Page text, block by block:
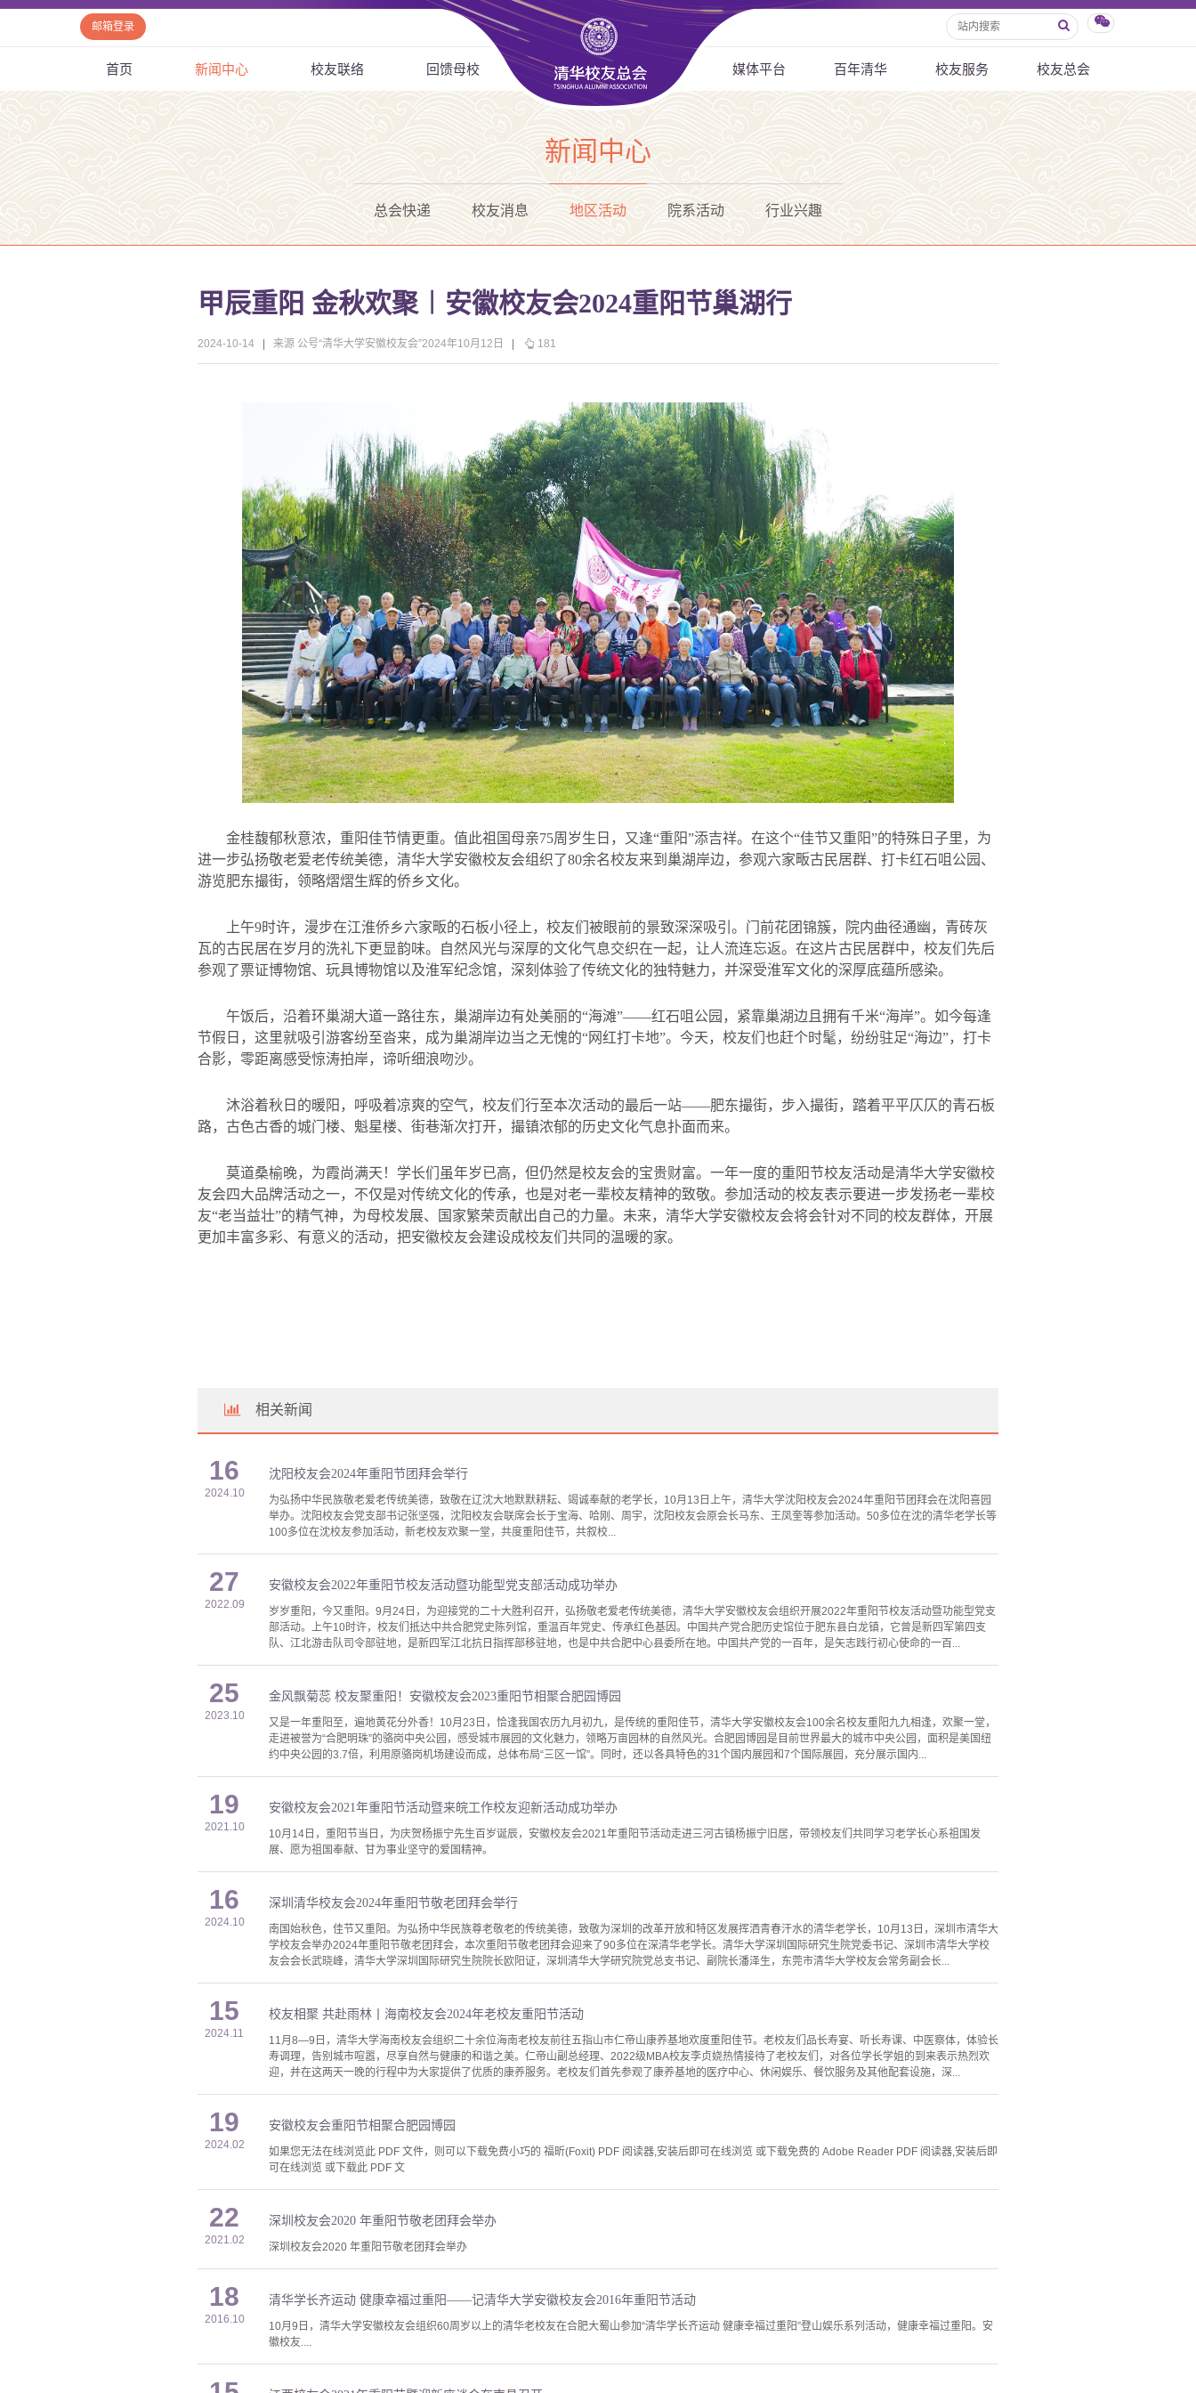
邮箱登录
首页 新闻中心 校友联络 回馈母校 媒体平台 百年清华 校友服务 校友总会
新闻中心
总会快递 校友消息 地区活动 院系活动 行业兴趣
甲辰重阳 金秋欢聚︱安徽校友会2024重阳节巢湖行
2024-10-14 来源 公号“清华大学安徽校友会”2024年10月12日 181
金桂馥郁秋意浓，重阳佳节情更重。值此祖国母亲75周岁生日，又逢“重阳”添吉祥。在这个“佳节又重阳”的特殊日子里，为
进一步弘扬敬老爱老传统美德，清华大学安徽校友会组织了80余名校友来到巢湖岸边，参观六家畈古民居群、打卡红石咀公园、
游览肥东撮街，领略熠熠生辉的侨乡文化。
上午9时许，漫步在江淮侨乡六家畈的石板小径上，校友们被眼前的景致深深吸引。门前花团锦簇，院内曲径通幽，青砖灰
瓦的古民居在岁月的洗礼下更显韵味。自然风光与深厚的文化气息交织在一起，让人流连忘返。在这片古民居群中，校友们先后
参观了票证博物馆、玩具博物馆以及淮军纪念馆，深刻体验了传统文化的独特魅力，并深受淮军文化的深厚底蕴所感染。
午饭后，沿着环巢湖大道一路往东，巢湖岸边有处美丽的“海滩”——红石咀公园，紧靠巢湖边且拥有千米“海岸”。如今每逢
节假日，这里就吸引游客纷至沓来，成为巢湖岸边当之无愧的“网红打卡地”。今天，校友们也赶个时髦，纷纷驻足“海边”，打卡
合影，零距离感受惊涛拍岸，谛听细浪吻沙。
沐浴着秋日的暖阳，呼吸着凉爽的空气，校友们行至本次活动的最后一站——肥东撮街，步入撮街，踏着平平仄仄的青石板
路，古色古香的城门楼、魁星楼、街巷渐次打开，撮镇浓郁的历史文化气息扑面而来。
莫道桑榆晚，为霞尚满天！学长们虽年岁已高，但仍然是校友会的宝贵财富。一年一度的重阳节校友活动是清华大学安徽校
友会四大品牌活动之一，不仅是对传统文化的传承，也是对老一辈校友精神的致敬。参加活动的校友表示要进一步发扬老一辈校
友“老当益壮”的精气神，为母校发展、国家繁荣贡献出自己的力量。未来，清华大学安徽校友会将会针对不同的校友群体，开展
更加丰富多彩、有意义的活动，把安徽校友会建设成校友们共同的温暖的家。
相关新闻
16
2024.10
沈阳校友会2024年重阳节团拜会举行
为弘扬中华民族敬老爱老传统美德，致敬在辽沈大地默默耕耘、竭诚奉献的老学长，10月13日上午，清华大学沈阳校友会2024年重阳节团拜会在沈阳喜园
举办。沈阳校友会党支部书记张坚强，沈阳校友会联席会长于宝海、哈刚、周宇，沈阳校友会原会长马东、王凤奎等参加活动。50多位在沈的清华老学长等
100多位在沈校友参加活动，新老校友欢聚一堂，共度重阳佳节，共叙校...
27
2022.09
安徽校友会2022年重阳节校友活动暨功能型党支部活动成功举办
岁岁重阳，今又重阳。9月24日，为迎接党的二十大胜利召开，弘扬敬老爱老传统美德，清华大学安徽校友会组织开展2022年重阳节校友活动暨功能型党支
部活动。上午10时许，校友们抵达中共合肥党史陈列馆，重温百年党史、传承红色基因。中国共产党合肥历史馆位于肥东县白龙镇，它曾是新四军第四支
队、江北游击队司令部驻地，是新四军江北抗日指挥部移驻地，也是中共合肥中心县委所在地。中国共产党的一百年，是矢志践行初心使命的一百...
25
2023.10
金风飘菊蕊 校友聚重阳！安徽校友会2023重阳节相聚合肥园博园
又是一年重阳至，遍地黄花分外香！10月23日，恰逢我国农历九月初九，是传统的重阳佳节，清华大学安徽校友会100余名校友重阳九九相逢，欢聚一堂，
走进被誉为“合肥明珠”的骆岗中央公园，感受城市展园的文化魅力，领略万亩园林的自然风光。合肥园博园是目前世界最大的城市中央公园，面积是美国纽
约中央公园的3.7倍，利用原骆岗机场建设而成，总体布局“三区一馆”。同时，还以各具特色的31个国内展园和7个国际展园，充分展示国内...
19
2021.10
安徽校友会2021年重阳节活动暨来皖工作校友迎新活动成功举办
10月14日，重阳节当日，为庆贺杨振宁先生百岁诞辰，安徽校友会2021年重阳节活动走进三河古镇杨振宁旧居，带领校友们共同学习老学长心系祖国发
展、愿为祖国奉献、甘为事业坚守的爱国精神。
16
2024.10
深圳清华校友会2024年重阳节敬老团拜会举行
南国始秋色，佳节又重阳。为弘扬中华民族尊老敬老的传统美德，致敬为深圳的改革开放和特区发展挥洒青春汗水的清华老学长，10月13日，深圳市清华大
学校友会举办2024年重阳节敬老团拜会，本次重阳节敬老团拜会迎来了90多位在深清华老学长。清华大学深圳国际研究生院党委书记、深圳市清华大学校
友会会长武晓峰，清华大学深圳国际研究生院院长欧阳证，深圳清华大学研究院党总支书记、副院长潘泽生，东莞市清华大学校友会常务副会长...
15
2024.11
校友相聚 共赴雨林丨海南校友会2024年老校友重阳节活动
11月8—9日，清华大学海南校友会组织二十余位海南老校友前往五指山市仁帝山康养基地欢度重阳佳节。老校友们品长寿宴、听长寿课、中医察体，体验长
寿调理，告别城市喧嚣，尽享自然与健康的和谐之美。仁帝山副总经理、2022级MBA校友李贞娆热情接待了老校友们，对各位学长学姐的到来表示热烈欢
迎，并在这两天一晚的行程中为大家提供了优质的康养服务。老校友们首先参观了康养基地的医疗中心、休闲娱乐、餐饮服务及其他配套设施，深...
19
2024.02
安徽校友会重阳节相聚合肥园博园
如果您无法在线浏览此 PDF 文件，则可以下载免费小巧的 福昕(Foxit) PDF 阅读器,安装后即可在线浏览 或下载免费的 Adobe Reader PDF 阅读器,安装后即
可在线浏览 或下载此 PDF 文
22
2021.02
深圳校友会2020 年重阳节敬老团拜会举办
深圳校友会2020 年重阳节敬老团拜会举办
18
2016.10
清华学长齐运动 健康幸福过重阳——记清华大学安徽校友会2016年重阳节活动
10月9日，清华大学安徽校友会组织60周岁以上的清华老校友在合肥大蜀山参加“清华学长齐运动 健康幸福过重阳”登山娱乐系列活动，健康幸福过重阳。安
徽校友....